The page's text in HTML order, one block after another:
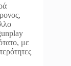
με